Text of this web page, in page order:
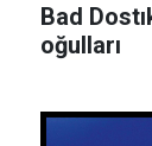
Bad
oğulları